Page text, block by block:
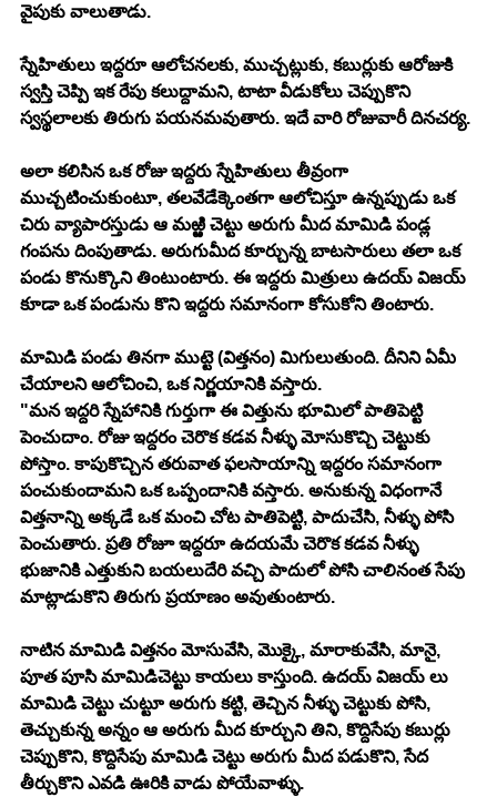
వైపుకు వాలుతాడు.
స్నేహితులు ఇద్దరూ ఆలోచనలకు, ముచ్చట్లుకు, కబుర్లుకు ఆరోజుకి
స్వస్తి చెప్పి ఇక రేపు కలుద్దామని, టాటా వీడుకోలు చెప్పుకొని
స్వస్థలాలకు తిరుగు పయనమవుతారు. ఇదే వారి రోజువారీ దినచర్య.
అలా కలిసిన ఒక రోజు ఇద్దరు స్నేహితులు తీవ్రంగా
ముచ్చటించుకుంటూ, తలవేడేక్కెంతగా ఆలోచిస్తూ ఉన్నప్పుడు ఒక
చిరు వ్యాపారస్తుడు ఆ మఱ్ఱి చెట్టు అరుగు మీద మామిడి పండ్ల
గంపను దింపుతాడు. అరుగుమీద కూర్చున్న బాటసారులు తలా ఒక
పండు కొనుక్కొని తింటుంటారు. ఈ ఇద్దరు మిత్రులు ఉదయ్ విజయ్
కూడా ఒక పండును కొని ఇద్దరు సమానంగా కోసుకోని తింటారు.
మామిడి పండు తినగా ముట్టె (విత్తనం) మిగులుతుంది. దీనిని ఏమీ
చేయాలని ఆలోచించి, ఒక నిర్ణయానికి వస్తారు.
"మన ఇద్దరి స్నేహానికి గుర్తుగా ఈ విత్తును భూమిలో పాతిపెట్టి
పెంచుదాం. రోజు ఇద్దరం చెరొక కడవ నీళ్ళు మోసుకొచ్చి చెట్టుకు
పోస్తాం. కాపుకొచ్చిన తరువాత ఫలసాయాన్ని ఇద్దరం సమానంగా
పంచుకుందామని ఒక ఒప్పందానికి వస్తారు. అనుకున్న విధంగానే
విత్తనాన్ని అక్కడే ఒక మంచి చోట పాతిపెట్టి, పాదుచేసి, నీళ్ళు పోసి
పెంచుతారు. ప్రతి రోజూ ఇద్దరూ ఉదయమే చెరొక కడవ నీళ్ళు
భుజానికి ఎత్తుకుని బయలుదేరి వచ్చి పాదులో పోసి చాలినంత సేపు
మాట్లాడుకొని తిరుగు ప్రయాణం అవుతుంటారు.
నాటిన మామిడి విత్తనం మోసువేసి, మొక్కై, మారాకువేసి, మానై,
పూత పూసి మామిడిచెట్టు కాయలు కాస్తుంది. ఉదయ్ విజయ్ లు
మామిడి చెట్టు చుట్టూ అరుగు కట్టి, తెచ్చిన నీళ్ళు చెట్టుకు పోసి,
తెచ్చుకున్న అన్నం ఆ అరుగు మీద కూర్చుని తిని, కొద్దిసేపు కబుర్లు
చెప్పుకొని, కొద్దిసేపు మామిడి చెట్టు అరుగు మీద పడుకొని, సేద
తీర్చుకొని ఎవడి ఊరికి వాడు పోయేవాళ్ళు.